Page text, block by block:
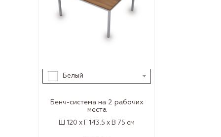
Белый
Бенч-система на 2 рабочих
места
Ш 120 x Г 143.5 x В 75 см